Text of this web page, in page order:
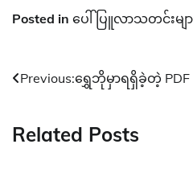
Posted in ပေါ်ပြူလာသတင်းမျာ
Post
Previous:ရွှေဘိုမှာရရှိခဲ့တဲ့
Related Posts